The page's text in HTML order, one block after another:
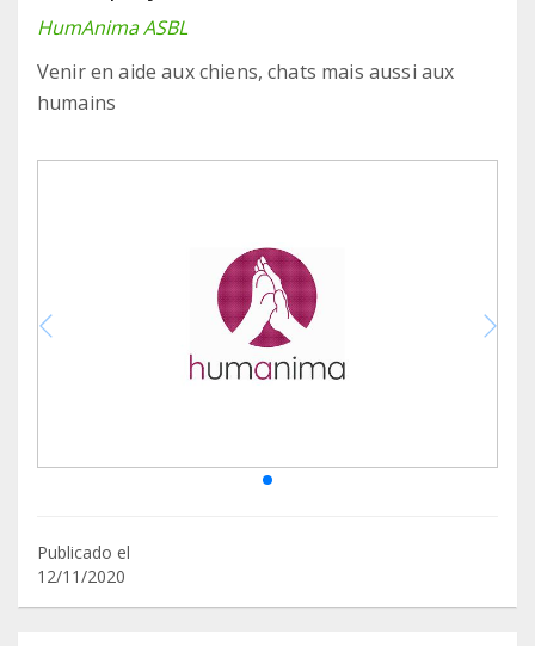
HumAnima ASBL
Venir en aide aux chiens, chats mais aussi aux
Publicado el
12/11/2020